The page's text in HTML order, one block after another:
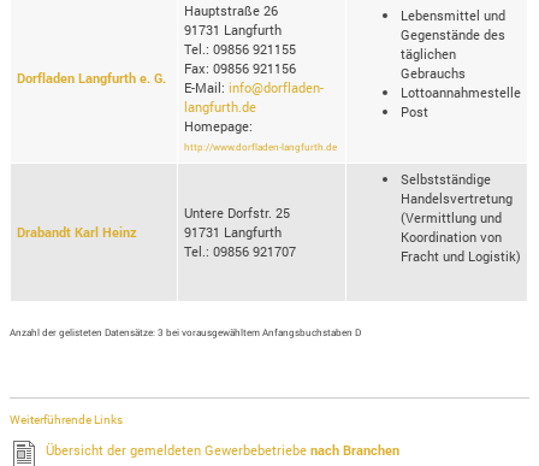
Dorfladen Langfurth e. G.
Hauptstraße 26
91731 Langfurth
Tel.: 09856 921155
Fax: 09856 921156
E-Mail:info@dorfladen-
langfurth.de
Homepage:
http://www.dorfladen-langfurth.de
Lebensmittel und
Gegenstände des
täglichen
Gebrauchs
Lottoannahmestelle
Post
Drabandt Karl Heinz
Untere Dorfstr. 25
91731 Langfurth
Tel.: 09856 921707
Selbstständige
Handelsvertretung
(Vermittlung und
Koordination von
Fracht und Logistik)
Anzahl der gelisteten Datensätze: 3 bei vorausgewähltem Anfangsbuchstaben D
Weiterführende Links
Übersicht der gemeldeten Gewerbebetriebenach Branchen